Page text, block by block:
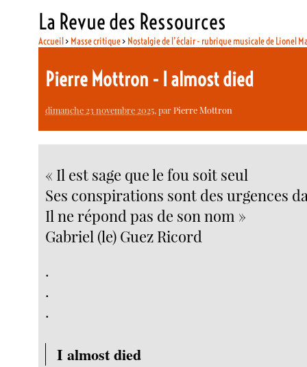
La Revue des Ressources
Accueil> Masse critique> Nostalgie de l’éclair - rubrique musicale de Lionel
Pierre Mottron - I almost died
dimanche 23 novembre 2025, parPierre Mottron
« Il est sage que le fou soit seul
Ses conspirations sont des urgences
Il ne répond pas de son nom »
Gabriel (le) Guez Ricord
.
.
.
I almost died